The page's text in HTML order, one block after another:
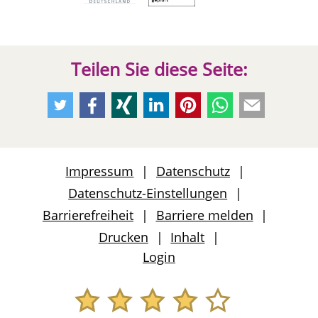
Teilen Sie diese Seite:
Empfehlen
auf
Twitter
Empfehlen
auf
Facebook
Empfehlen
auf
Xing
Empfehlen
auf
LinkedIn
Empfehlen
auf
Pinterest
Per
Per
Impressum
Datenschutz
Datenschutz-Einstellungen
Barrierefreiheit
Barriere melden
Drucken
Inhalt
Login